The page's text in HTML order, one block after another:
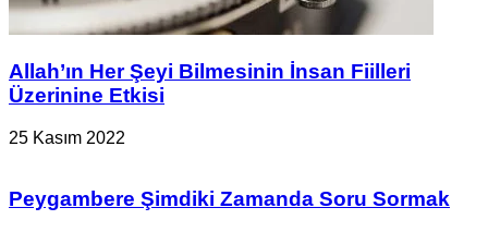
Allah’ın Her Şeyi Bilmesinin İnsan Fiilleri
Üzerinine Etkisi
25 Kasım 2022
Peygambere Şimdiki Zamanda Soru Sormak